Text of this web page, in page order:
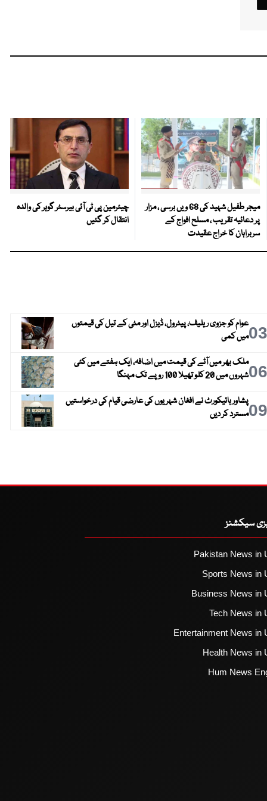
میجر طفیل شہید کی 68 ویں برسی ، مزار
پر دعائیہ تقریب ، مسلح افواج کے
سربراہان کا خراج عقیدت
چیئرمین پی ٹی آئی بیرسٹر گوہر کی والدہ
انتقال کر گئیں
03عوام کو جزوی ریلیف، پیٹرول، ڈیزل اور مٹی کے تیل کی قیمتوں
میں کمی
06ملک بھر میں آٹے کی قیمت میں اضافہ، ایک ہفتے میں کئی
شہروں میں 20 کلو تھیلا 100 روپے تک مہنگا
09پشاور ہائیکورٹ نے افغان شہریوں کی عارضی قیام کی درخواستیں
مسترد کر دیں
سیکشنز
Pakistan News in
Sports News in
Business News in
Tech News in
Entertainment News in
Health News in
Hum News